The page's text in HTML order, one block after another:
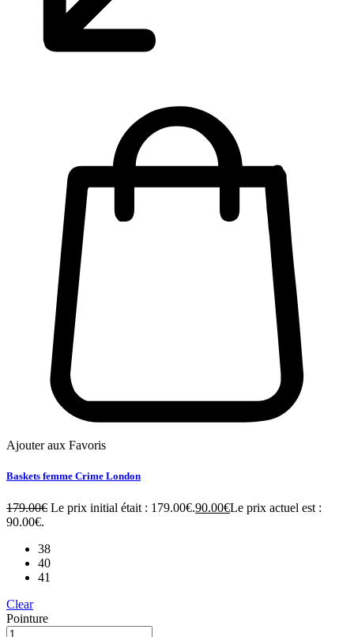
Ajouter aux Favoris
Baskets femme Crime London
179.00€ Le prix initial était : 179.00€.90.00€Le prix actuel est :
90.00€.
38
40
41
Clear
Pointure